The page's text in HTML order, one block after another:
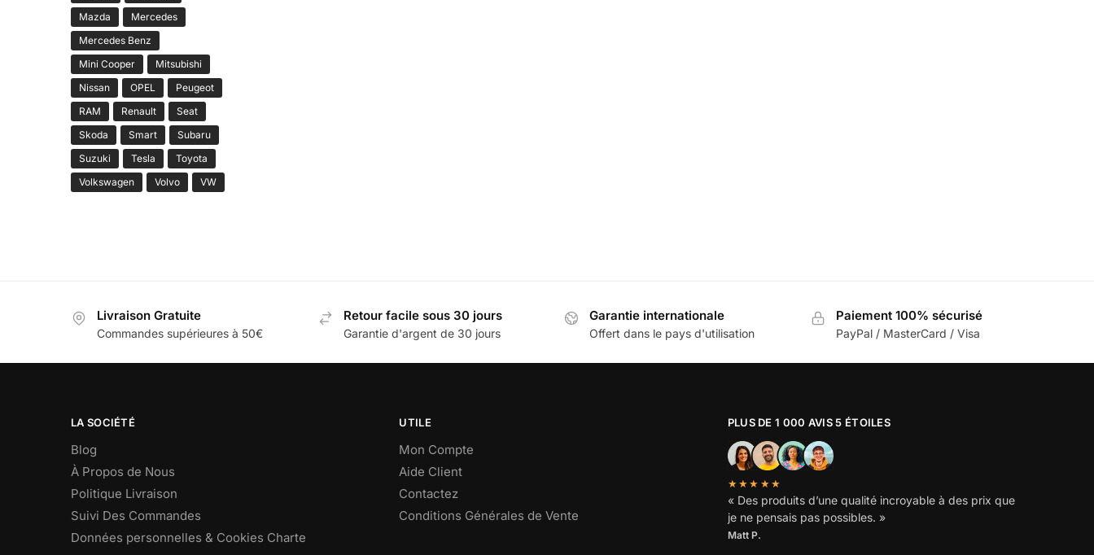
Mazda
Mercedes
Mercedes Benz
Mini Cooper
Mitsubishi
Nissan
OPEL
Peugeot
RAM
Renault
Seat
Skoda
Smart
Subaru
Suzuki
Tesla
Toyota
Volkswagen
Volvo VW
Livraison Gratuite
Commandes supérieures à 50€
Retour facile sous 30 jours
Garantie d'argent de 30 jours
Garantie internationale
Offert dans le pays d'utilisation
Paiement 100% sécurisé
PayPal / MasterCard / Visa
LA SOCIÉTÉ
Blog
À Propos de Nous
Politique Livraison
Suivi Des Commandes
Données personnelles & Cookies Charte
UTILE
Mon Compte
Aide Client
Contactez
Conditions Générales de Vente
PLUS DE 1 000 AVIS 5 ÉTOILES
★★★★★
« Des produits d’une qualité incroyable à des prix que
je ne pensais pas possibles. »
Matt P.